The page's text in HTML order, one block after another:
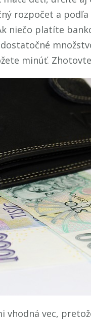
rozpočet a
niečo platíte
minúť.
vhodná vec,